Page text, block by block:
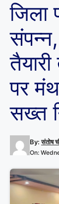
जिला
पर
सख्त
By:संतोष
On: